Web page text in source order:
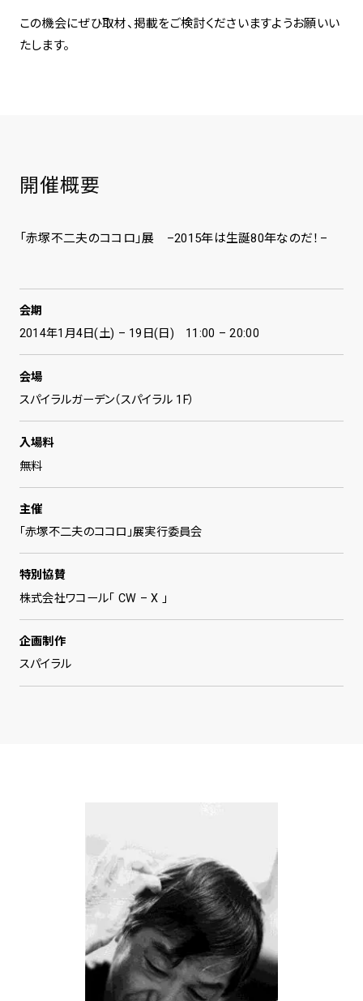
この機会にぜひ取材、掲載をご検討くださいますようお願いい
たします。
開催概要
「赤塚不二夫のココロ」展 –2015年は生誕80年なのだ！–
会期
2014年1月4日(土) – 19日(日) 11:00 – 20:00
会場
スパイラルガーデン（スパイラル 1F）
入場料
無料
主催
「赤塚不二夫のココロ」展実行委員会
特別協賛
株式会社ワコール「 CW – X 」
企画制作
スパイラル